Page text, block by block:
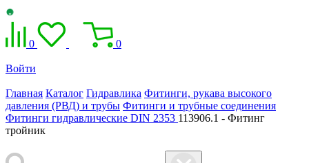
0 0
Войти
Главная Каталог Гидравлика Фитинги, рукава высокого
давления (РВД) и трубы Фитинги и трубные соединения
Фитинги гидравлические DIN 2353 113906.1 - Фитинг
тройник